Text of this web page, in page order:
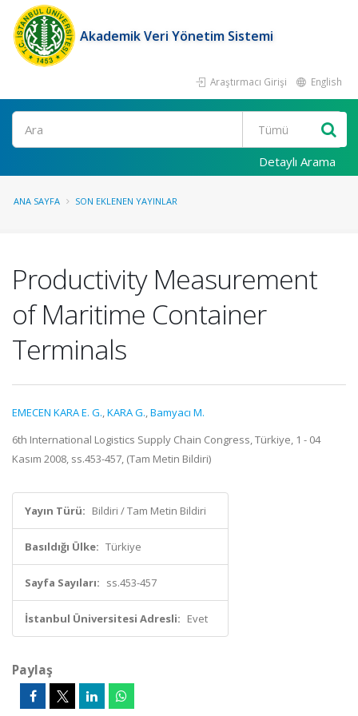
Akademik Veri Yönetim Sistemi
Araştırmacı Girişi English
Ara
Detaylı Arama
ANA SAYFA SON EKLENEN YAYINLAR
Productivity Measurement
of Maritime Container
Terminals
EMECEN KARA E. G.,KARA G.,Bamyacı M.
6th International Logistics Supply Chain Congress, Türkiye, 1 - 04
Kasım 2008, ss.453-457, (Tam Metin Bildiri)
Yayın Türü: Bildiri / Tam Metin Bildiri
Basıldığı Ülke: Türkiye
Sayfa Sayıları: ss.453-457
İstanbul Üniversitesi Adresli: Evet
Paylaş